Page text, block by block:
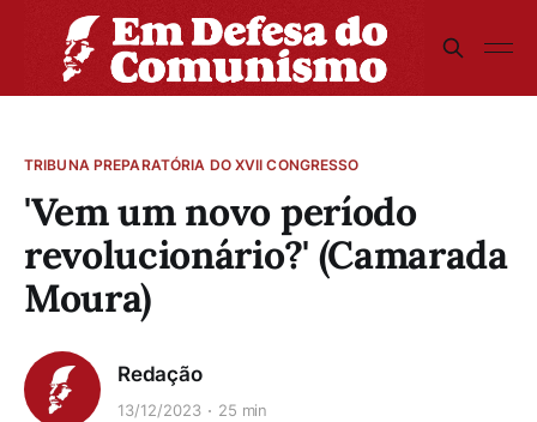
TRIBUNA PREPARATÓRIA DO XVII CONGRESSO
'Vem um novo período
revolucionário?' (Camarada
Moura)
Redação
13/12/2023 25 min